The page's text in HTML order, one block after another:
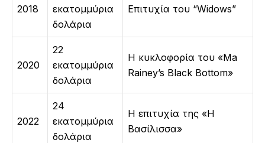
2018
εκατομμύρια
δολάρια
Επιτυχία του “Widows”
2020
22
εκατομμύρια
δολάρια
Η κυκλοφορία του «Ma
Rainey’s Black Bottom»
2022
24
εκατομμύρια
δολάρια
Η επιτυχία της «Η
Βασίλισσα»